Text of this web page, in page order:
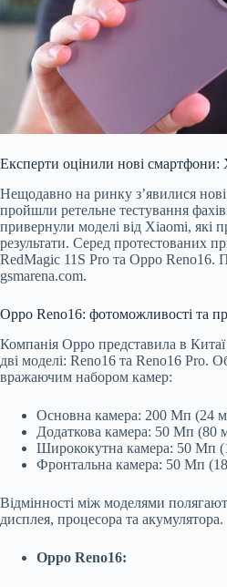
Експерти оцінили нові
Нещодавно на ринку з’явилися нові
пройшли ретельне тестування
привернули моделі від Xiaomi, які
результати. Серед протестованих
RedMagic 11S Pro та Oppo Reno16.
gsmarena.com.
Oppo Reno16: фотоможливості та
Компанія Oppo представила в
дві моделі: Reno16 та Reno16 Pro.
вражаючим набором камер:
Основна камера: 200 Мп (24
Додаткова камера: 50 Мп (80
Ширококутна камера: 50 Мп
Фронтальна камера: 50 Мп
Відмінності між моделями
дисплея, процесора та акумулятора.
Oppo Reno16: